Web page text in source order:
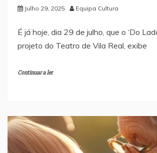
Julho 29, 2025 Equipa Cultura
É já hoje, dia 29 de julho, que o ‘Do
projeto do Teatro de Vila Real, exibe
Continuar a ler